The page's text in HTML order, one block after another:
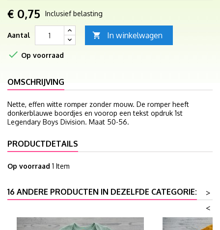
€ 0,75 Inclusief belasting
Aantal  In winkelwagen
 Op voorraad
OMSCHRIJVING
Nette, effen witte romper zonder mouw. De romper heeft
donkerblauwe boordjes en voorop een tekst opdruk 1st
Legendary Boys Division. Maat 50-56.
PRODUCTDETAILS
Op voorraad 1 Item
16 ANDERE PRODUCTEN IN DEZELFDE CATEGORIE:
>
<